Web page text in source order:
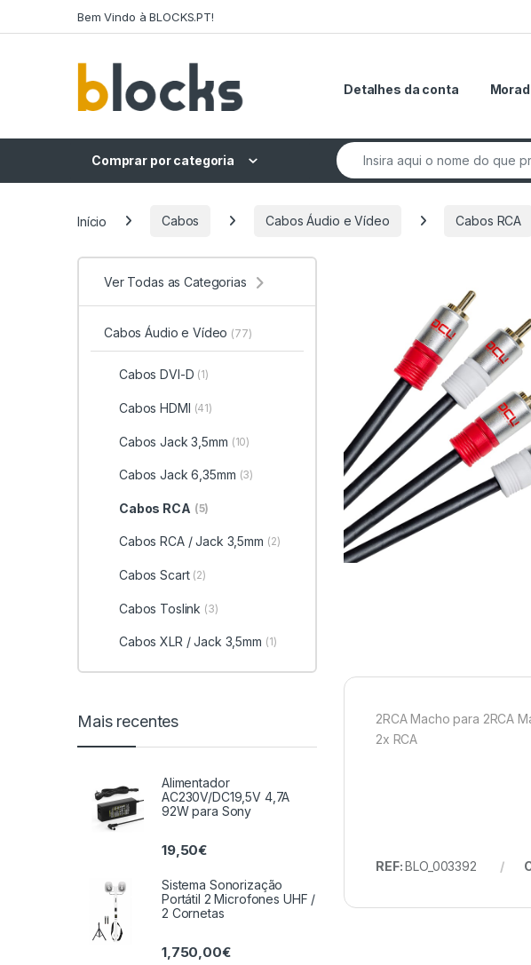
Bem Vindo à BLOCKS.PT!
Detalhes da conta
Comprar por categoria
Search for:
Início Cabos Cabos Áudio e Vídeo Cabos RCA
2RCA Macho para 2RCA
2x RCA
REF:BLO_003392
Ver Todas as Categorias
Cabos Áudio e Vídeo (77)
Cabos DVI-D (1)
Cabos HDMI (41)
Cabos Jack 3,5mm (10)
Cabos Jack 6,35mm (3)
Cabos RCA (5)
Cabos RCA / Jack 3,5mm (2)
Cabos Scart (2)
Cabos Toslink (3)
Cabos XLR / Jack 3,5mm (1)
Mais recentes
Alimentador
AC230V/DC19,5V 4,7A
92W para Sony
19,50€
Sistema Sonorização
Portátil 2 Microfones UHF /
2 Cornetas
1,750,00€